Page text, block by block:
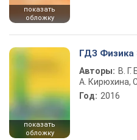
показать
обложку
показать
обложку
ГДЗ Физика
Авторы: В.
А. Кирюхина,
Год: 2016